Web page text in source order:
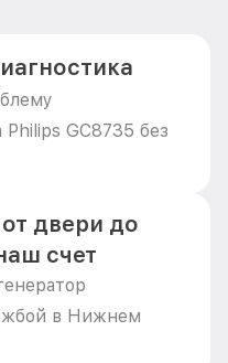
Philips GC8735 без
двери до
счет
в Нижнем